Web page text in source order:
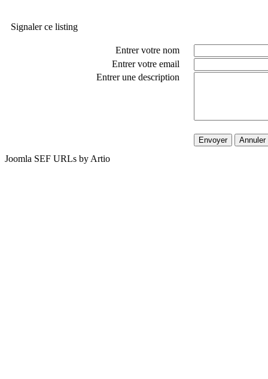
Signaler ce listing
Entrer votre nom
Entrer votre email
Entrer une description
Envoyer Annuler
Joomla SEF URLs by Artio